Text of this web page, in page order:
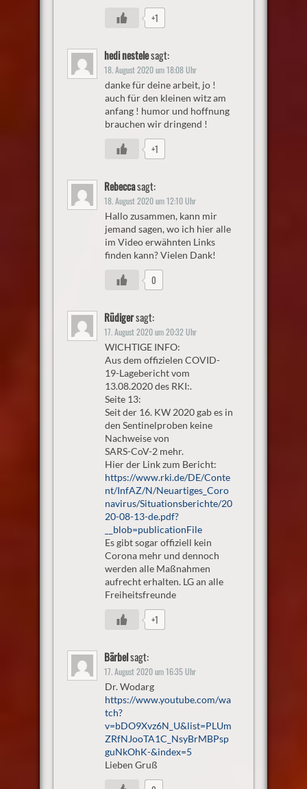
+1
hedi nestelesagt:
18. August 2020 um 18:08 Uhr
danke für deine arbeit, jo !
auch für den kleinen witz am
anfang ! humor und hoffnung
brauchen wir dringend !
+1
Rebeccasagt:
18. August 2020 um 12:10 Uhr
Hallo zusammen, kann mir
jemand sagen, wo ich hier alle
im Video erwähnten Links
finden kann? Vielen Dank!
0
Rüdigersagt:
17. August 2020 um 20:32 Uhr
WICHTIGE INFO:
Aus dem offizielen COVID-
19-Lagebericht vom
13.08.2020 des RKI:.
Seite 13:
Seit der 16. KW 2020 gab es in
den Sentinelproben keine
Nachweise von
SARS-CoV-2 mehr.
Hier der Link zum Bericht:
https://www.rki.de/DE/Conte
nt/InfAZ/N/Neuartiges_Coro
navirus/Situationsberichte/20
20-08-13-de.pdf?
__blob=publicationFile
Es gibt sogar offiziell kein
Corona mehr und dennoch
werden alle Maßnahmen
aufrecht erhalten. LG an alle
Freiheitsfreunde
+1
Bärbelsagt:
17. August 2020 um 16:35 Uhr
Dr. Wodarg
https://www.youtube.com/wa
tch?
v=bDO9Xvz6N_U&list=PLUm
ZRfNJooTA1C_NsyBrMBPsp
guNkOhK-&index=5
Lieben Gruß